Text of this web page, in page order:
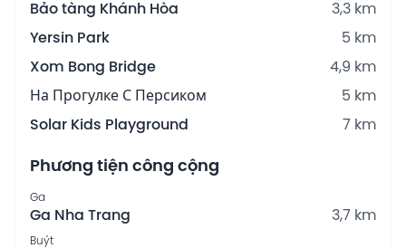
Bảo tàng Khánh Hòa
3,3 km
Yersin Park
5 km
Xom Bong Bridge
4,9 km
На Прогулке С Персиком
5 km
Solar Kids Playground
7 km
Phương tiện công cộng
Ga
Ga Nha Trang 3,7 km
Buýt